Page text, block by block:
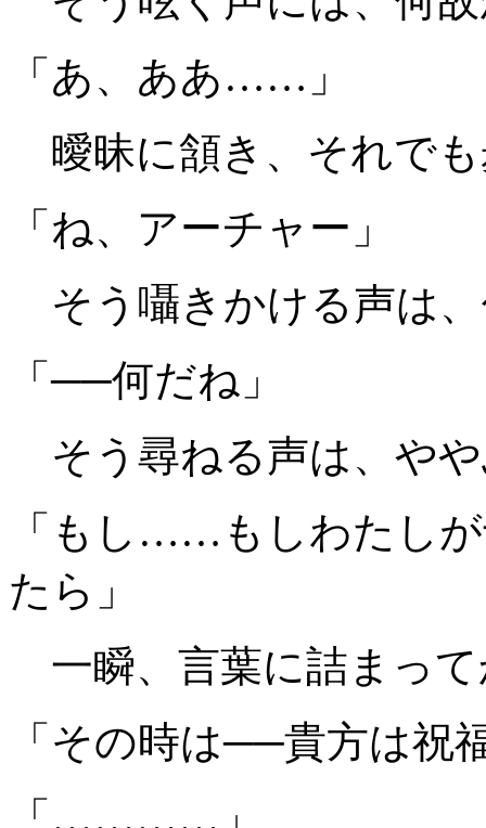
「あ、ああ……」
曖昧に頷き、それで
「ね、アーチャー」
そう囁きかける声は
「──何だね」
そう尋ねる声は、や
「もし……もしわたし
たら」
一瞬、言葉に詰まっ
「その時は──貴方は祝
「…………」